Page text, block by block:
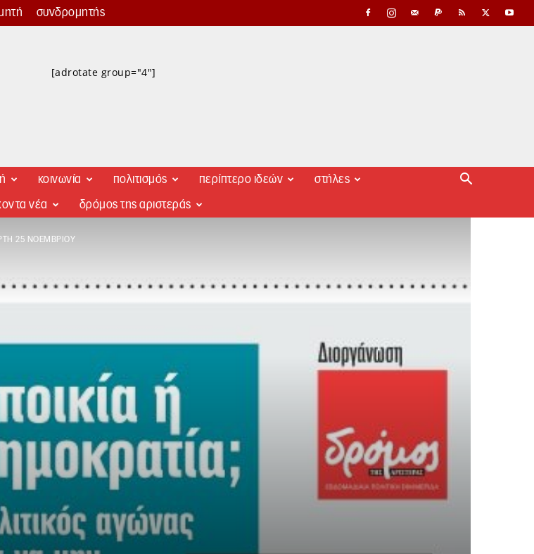
συνδρομητής
[adrotate group="4"]
κοινωνία πολιτισμός περίπτερο ιδεών στήλες
νέα δρόμος της αριστεράς
25 ΝΟΕΜΒΡΊΟΥ